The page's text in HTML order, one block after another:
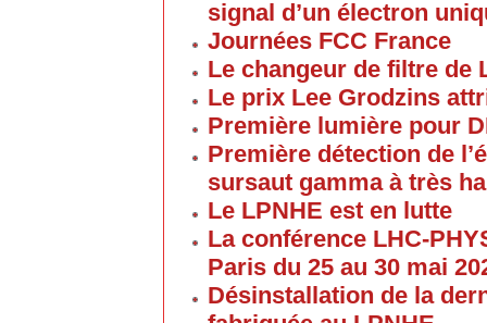
signal d’un électron
Journées FCC France
Le changeur de filtre de
Le prix Lee Grodzins
Première lumière pour
Première détection de
sursaut gamma à très
Le LPNHE est en lutte
La conférence LHC-
Paris du 25 au 30 mai
Désinstallation de la